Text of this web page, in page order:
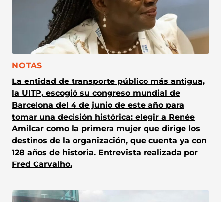
CATEGORÍA:
NOTAS
La entidad de transporte público más antigua,
la UITP, escogió su congreso mundial de
Barcelona del 4 de junio de este año para
tomar una decisión histórica: elegir a Renée
Amilcar como la primera mujer que dirige los
destinos de la organización, que cuenta ya con
128 años de historia. Entrevista realizada por
Fred Carvalho.